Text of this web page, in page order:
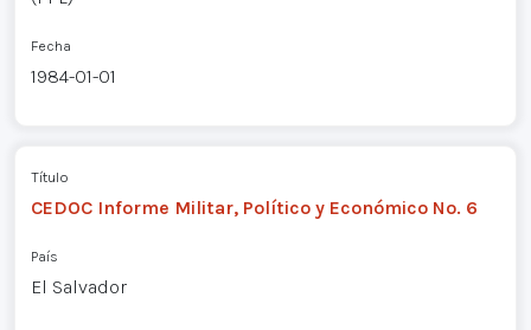
Fecha
1984-01-01
Título
CEDOC Informe Militar, Político y Económico No. 6
País
El Salvador